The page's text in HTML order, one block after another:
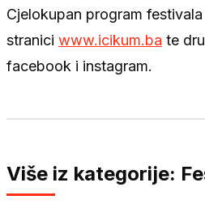
Cjelokupan program
stranici www.icikum.ba te
facebook i instagram.
Više iz kategorije: